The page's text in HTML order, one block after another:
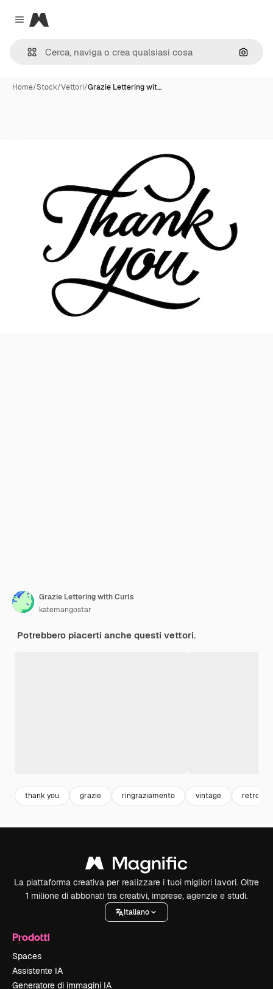
Close menu
Magnific
Cerca
Home/Stock/Vettori/Grazie Lettering wit…
Grazie Lettering with Curls
katemangostar
Potrebbero piacerti anche questi vettori.
thank you grazie ringraziamento vintage retro
La piattaforma creativa per realizzare i tuoi migliori lavori. Oltre
1 milione di abbonati tra creativi, imprese, agenzie e studi.
Italiano
Prodotti
Spaces
Assistente IA
Generatore di immagini IA